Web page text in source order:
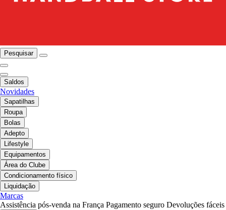
Pesquisar
Saldos
Novidades
Sapatilhas
Roupa
Bolas
Adepto
Lifestyle
Equipamentos
Área do Clube
Condicionamento físico
Liquidação
Marcas
Assistência pós-venda na França Pagamento seguro Devoluções fáceis